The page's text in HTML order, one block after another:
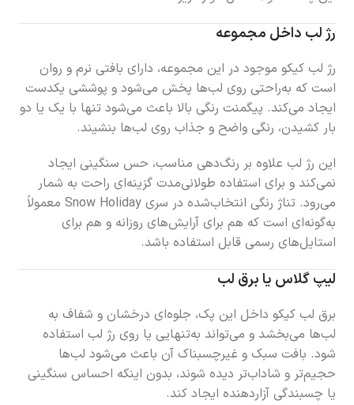
رژ لب داخل مجموعه
رژ لب کیکو موجود در این مجموعه، دارای بافتی نرم و روان
است که به‌راحتی روی لب‌ها پخش می‌شود و پوششی یکدست
ایجاد می‌کند. پیگمنت رنگی بالا باعث می‌شود تنها با یک یا دو
بار کشیدن، رنگی واضح و جذاب روی لب‌ها بنشیند.
این رژ لب علاوه بر رنگ‌دهی مناسب، حس سنگینی ایجاد
نمی‌کند و برای استفاده طولانی‌مدت گزینه‌ای راحت به شمار
می‌رود. تناژ رنگی انتخاب‌شده در سری Snow Holiday معمولاً
به‌گونه‌ای است که هم برای آرایش‌های روزانه و هم برای
استایل‌های رسمی قابل استفاده باشد.
لیپ گلاس یا برق لب
برق لب کیکو داخل این پک، جلوه‌ای درخشان و شفاف به
لب‌ها می‌بخشد و می‌تواند به‌تنهایی یا روی رژ لب استفاده
شود. بافت سبک و غیرچسبناک آن باعث می‌شود لب‌ها
حجیم‌تر و شاداب‌تر دیده شوند، بدون اینکه احساس سنگینی
یا چسبندگی آزاردهنده ایجاد کند.